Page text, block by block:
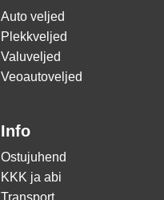
Auto veljed
Plekkveljed
Valuveljed
Veoautoveljed
Info
Ostujuhend
KKK ja abi
Transport